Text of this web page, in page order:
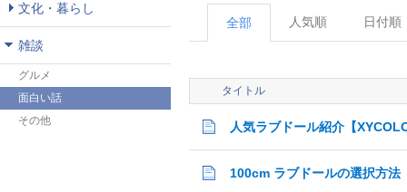
文化・暮らし
雑談
グルメ
面白い話
その他
全部 人気順 日付順
タイトル
人気ラブドール紹介【
100cm ラブドールの選択方法